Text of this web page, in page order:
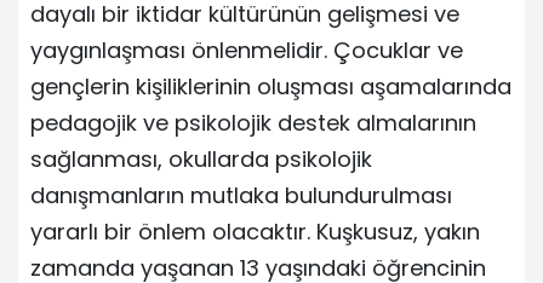
dayalı bir iktidar kültürünün gelişmesi ve
yaygınlaşması önlenmelidir. Çocuklar ve
gençlerin kişiliklerinin oluşması aşamalarında
pedagojik ve psikolojik destek almalarının
sağlanması, okullarda psikolojik
danışmanların mutlaka bulundurulması
yararlı bir önlem olacaktır. Kuşkusuz, yakın
zamanda yaşanan 13 yaşındaki öğrencinin